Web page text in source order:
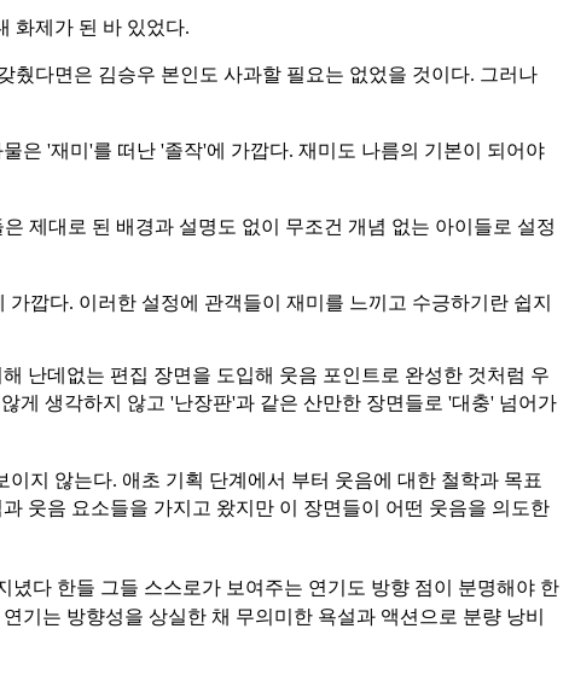
화제가 된 바 있었다.
다면은 김승우 본인도 사과할 필요는 없었을 것이다. 그러나
은 '재미'를 떠난 '졸작'에 가깝다. 재미도 나름의 기본이 되어야
제대로 된 배경과 설명도 없이 무조건 개념 없는 아이들로 설정
깝다. 이러한 설정에 관객들이 재미를 느끼고 수긍하기란 쉽지
난데없는 편집 장면을 도입해 웃음 포인트로 완성한 것처럼 우
게 생각하지 않고 '난장판'과 같은 산만한 장면들로 '대충' 넘어가
지 않는다. 애초 기획 단계에서 부터 웃음에 대한 철학과 목표
웃음 요소들을 가지고 왔지만 이 장면들이 어떤 웃음을 의도한
녔다 한들 그들 스스로가 보여주는 연기도 방향 점이 분명해야 한
기는 방향성을 상실한 채 무의미한 욕설과 액션으로 분량 낭비